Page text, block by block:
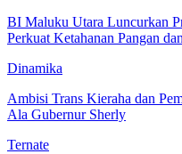
BI Maluku Utara Luncurkan
Perkuat Ketahanan Pangan
Dinamika
Ambisi Trans Kieraha dan
Ala Gubernur Sherly
Ternate